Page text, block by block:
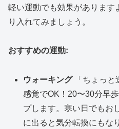
軽い運動でも効果があります
り入れてみましょう。
おすすめの運動:
ウォーキング「ちょっと
感覚でOK！20〜30分早
プします。寒い日でもお
に出ると気分転換にもな